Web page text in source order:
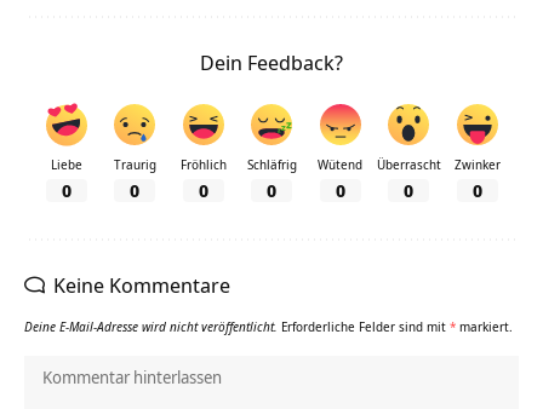
Dein Feedback?
Liebe
0
Traurig
0
Fröhlich
0
Schläfrig
0
Wütend
0
Überrascht
0
Zwinker
0
Keine Kommentare
Deine E-Mail-Adresse wird nicht veröffentlicht. Erforderliche Felder sind mit * markiert.